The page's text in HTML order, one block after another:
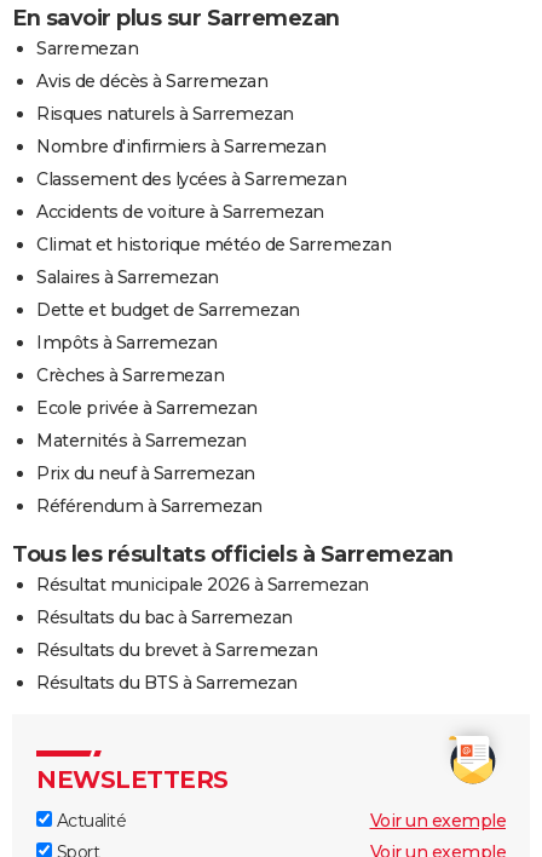
En savoir plus sur Sarremezan
Sarremezan
Avis de décès à Sarremezan
Risques naturels à Sarremezan
Nombre d'infirmiers à Sarremezan
Classement des lycées à Sarremezan
Accidents de voiture à Sarremezan
Climat et historique météo de Sarremezan
Salaires à Sarremezan
Dette et budget de Sarremezan
Impôts à Sarremezan
Crèches à Sarremezan
Ecole privée à Sarremezan
Maternités à Sarremezan
Prix du neuf à Sarremezan
Référendum à Sarremezan
Tous les résultats officiels à Sarremezan
Résultat municipale 2026 à Sarremezan
Résultats du bac à Sarremezan
Résultats du brevet à Sarremezan
Résultats du BTS à Sarremezan
NEWSLETTERS
Actualité
Voir un exemple
Sport
Voir un exemple